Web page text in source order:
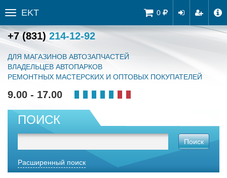
0
Toggle
sidebar
EKT
+7 (831) 214-12-92
ДЛЯ МАГАЗИНОВ АВТОЗАПЧАСТЕЙ
ВЛАДЕЛЬЦЕВ АВТОПАРКОВ
РЕМОНТНЫХ МАСТЕРСКИХ И ОПТОВЫХ ПОКУПАТЕЛЕЙ
9.00 - 17.00
ПОИСК
Поиск
Расширенный поиск